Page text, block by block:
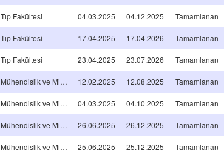
Tıp Fakültesi 04.03.2025 04.12.2025 Tamamlanan
Tıp Fakültesi 17.04.2025 17.04.2026 Tamamlanan
Tıp Fakültesi 23.04.2025 23.07.2026 Tamamlanan
Mühendislik ve Mimarlık Fakültesi 12.02.2025 12.08.2025 Tamamlanan
Mühendislik ve Mimarlık Fakültesi 04.03.2025 04.10.2025 Tamamlanan
Mühendislik ve Mimarlık Fakültesi 26.06.2025 26.12.2025 Tamamlanan
Mühendislik ve Mimarlık Fakültesi 25.06.2025 25.12.2025 Tamamlanan